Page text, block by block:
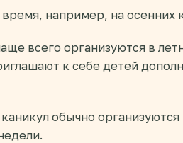
например, на осенних
всего организуются в
к себе детей
обычно